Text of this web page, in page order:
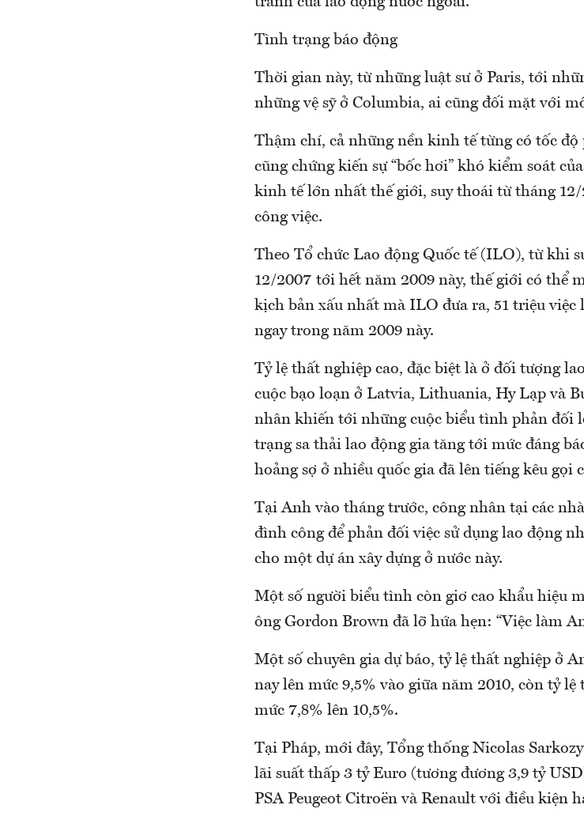
Tình trạng báo động
Thời gian này, từ những luật sư ở Paris, tới
những vệ sỹ ở Columbia, ai cũng đối mặt với
Thậm chí, cả những nền kinh tế từng có tốc
cũng chứng kiến sự “bốc hơi” khó kiểm soát
kinh tế lớn nhất thế giới, suy thoái từ tháng
công việc.
Theo Tổ chức Lao động Quốc tế (ILO), từ khi
12/2007 tới hết năm 2009 này, thế giới có thể
kịch bản xấu nhất mà ILO đưa ra, 51 triệu
ngay trong năm 2009 này.
Tỷ lệ thất nghiệp cao, đặc biệt là ở đối tượng
cuộc bạo loạn ở Latvia, Lithuania, Hy Lạp và
nhân khiến tới những cuộc biểu tình phản đối
trạng sa thải lao động gia tăng tới mức đáng
hoảng sợ ở nhiều quốc gia đã lên tiếng kêu gọi
Tại Anh vào tháng trước, công nhân tại các
đình công để phản đối việc sử dụng lao động
cho một dự án xây dựng ở nước này.
Một số người biểu tình còn giơ cao khẩu hiệu
ông Gordon Brown đã lỡ hứa hẹn: “Việc làm
Một số chuyên gia dự báo, tỷ lệ thất nghiệp ở
nay lên mức 9,5% vào giữa năm 2010, còn tỷ
mức 7,8% lên 10,5%.
Tại Pháp, mới đây, Tổng thống Nicolas
lãi suất thấp 3 tỷ Euro (tương đương 3,9 tỷ
PSA Peugeot Citroën và Renault với điều kiện